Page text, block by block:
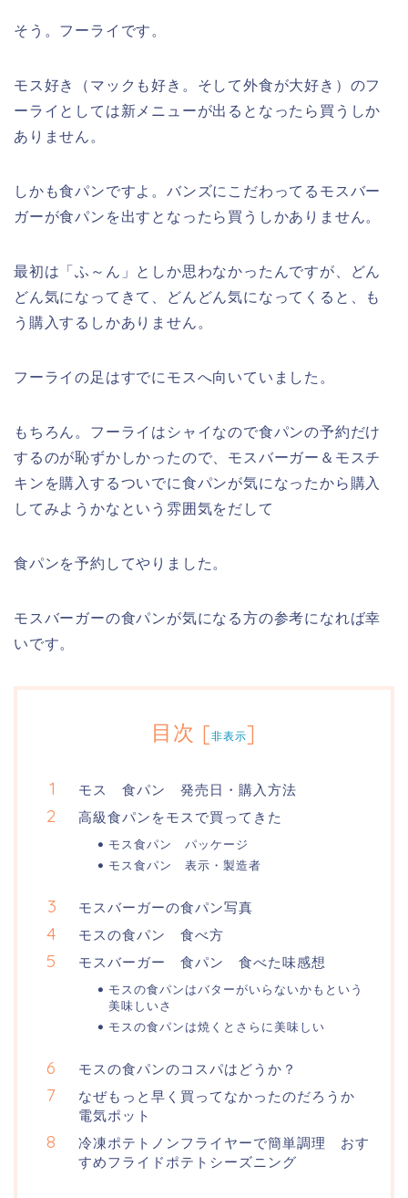
そう。フーライです。
モス好き（マックも好き。そして外食が大好き）のフ
ーライとしては新メニューが出るとなったら買うしか
ありません。
しかも食パンですよ。バンズにこだわってるモスバー
ガーが食パンを出すとなったら買うしかありません。
最初は「ふ～ん」としか思わなかったんですが、どん
どん気になってきて、どんどん気になってくると、も
う購入するしかありません。
フーライの足はすでにモスへ向いていました。
もちろん。フーライはシャイなので食パンの予約だけ
するのが恥ずかしかったので、モスバーガー＆モスチ
キンを購入するついでに食パンが気になったから購入
してみようかなという雰囲気をだして
食パンを予約してやりました。
モスバーガーの食パンが気になる方の参考になれば幸
いです。
目次 [非表示]
モス 食パン 発売日・購入方法
高級食パンをモスで買ってきた
モス食パン パッケージ
モス食パン 表示・製造者
モスバーガーの食パン写真
モスの食パン 食べ方
モスバーガー 食パン 食べた味感想
モスの食パンはバターがいらないかもという
美味しいさ
モスの食パンは焼くとさらに美味しい
モスの食パンのコスパはどうか？
なぜもっと早く買ってなかったのだろうか
電気ポット
冷凍ポテトノンフライヤーで簡単調理 おす
すめフライドポテトシーズニング